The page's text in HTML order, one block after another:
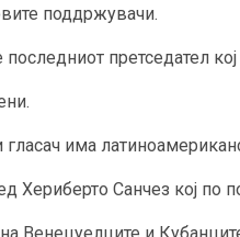
поддржувачи.
претседател
има
Хериберто Санчез кој по